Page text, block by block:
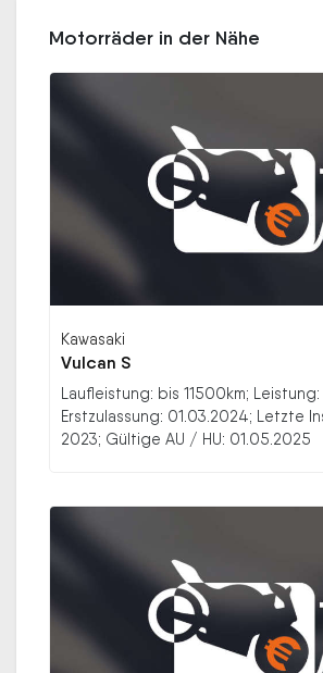
Motorräder in der Nähe
Kawasaki
Vulcan S
Laufleistung: bis 11500km; Leistung:
Erstzulassung: 01.03.2024; Letzte
2023; Gültige AU / HU: 01.05.2025